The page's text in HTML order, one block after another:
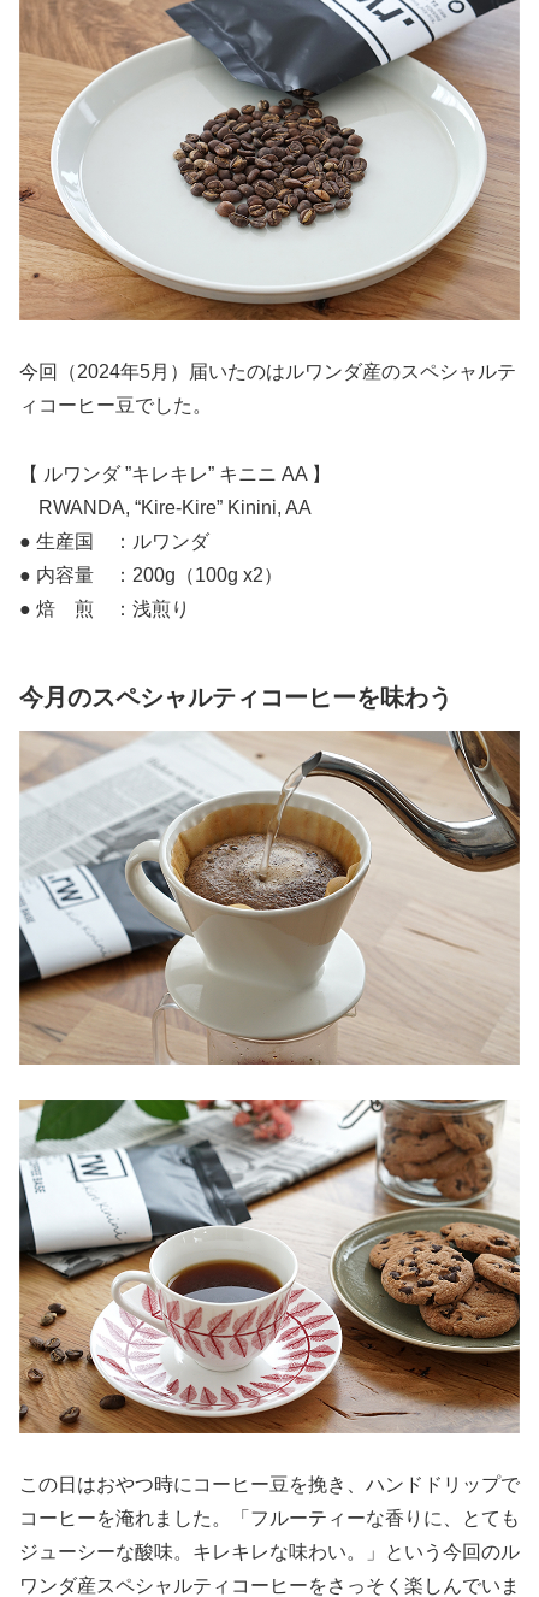
今回（2024年5月）届いたのはルワンダ産のスペシャルテ
ィコーヒー豆でした。
【 ルワンダ ”キレキレ” キニニ AA 】
RWANDA, “Kire-Kire” Kinini, AA
● 生産国 ：ルワンダ
● 内容量 ：200g（100g x2）
● 焙 煎 ：浅煎り
今月のスペシャルティコーヒーを味わう
この日はおやつ時にコーヒー豆を挽き、ハンドドリップで
コーヒーを淹れました。「フルーティーな香りに、とても
ジューシーな酸味。キレキレな味わい。」という今回のル
ワンダ産スペシャルティコーヒーをさっそく楽しんでいま